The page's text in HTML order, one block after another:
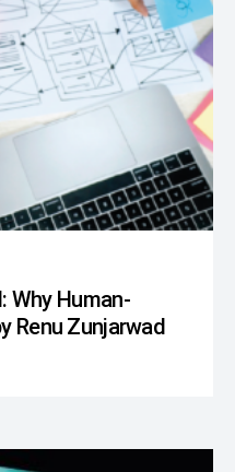
Why Human-
Renu Zunjarwad